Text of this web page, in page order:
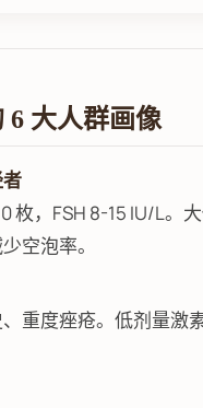
6 大人群画像
枚，FSH 8-15 IU/L。
空泡率。
重度痤疮。低剂量激